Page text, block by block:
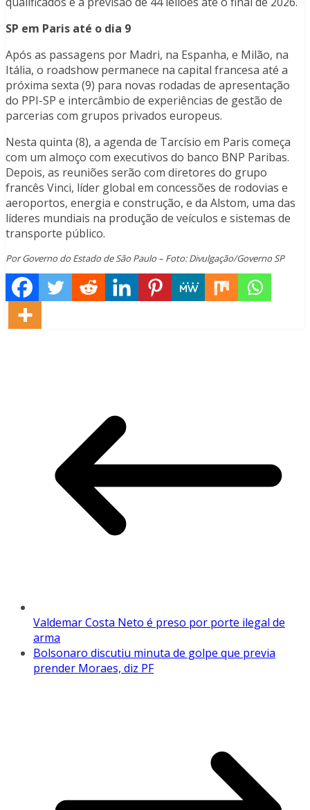
SP em Paris até o dia 9
Após as passagens por Madri, na Espanha, e Milão, na
Itália, o roadshow permanece na capital francesa até a
próxima sexta (9) para novas rodadas de apresentação
do PPI-SP e intercâmbio de experiências de gestão de
parcerias com grupos privados europeus.
Nesta quinta (8), a agenda de Tarcísio em Paris começa
com um almoço com executivos do banco BNP Paribas.
Depois, as reuniões serão com diretores do grupo
francês Vinci, líder global em concessões de rodovias e
aeroportos, energia e construção, e da Alstom, uma das
líderes mundiais na produção de veículos e sistemas de
transporte público.
Por Governo do Estado de São Paulo – Foto: Divulgação/Governo SP
Valdemar Costa Neto é preso por porte ilegal de
arma
Bolsonaro discutiu minuta de golpe que previa
prender Moraes, diz PF